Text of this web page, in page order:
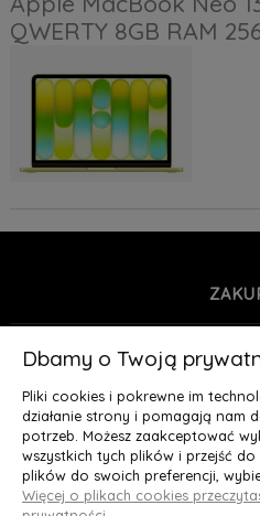
QWERTY 8GB RAM
MOJE
O
Deluxury.pl|| Struga 7, 90-
Dbamy o Twoją
Pliki cookies i pokrewne im
działanie strony i pomagają nam
potrzeb. Możesz zaakceptować
wszystkich tych plików i przejść
plików do swoich preferencji,
Więcej o plikach cookies